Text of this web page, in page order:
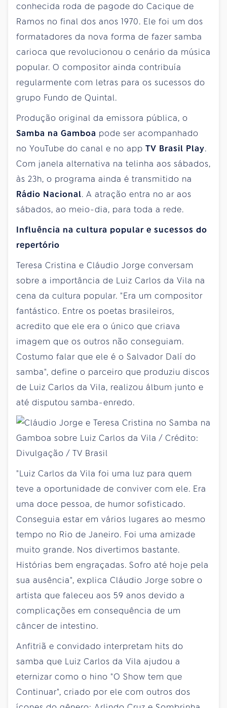
conhecida roda de pagode do Cacique de
Ramos no final dos anos 1970. Ele foi um dos
formatadores da nova forma de fazer samba
carioca que revolucionou o cenário da música
popular. O compositor ainda contribuía
regularmente com letras para os sucessos do
grupo Fundo de Quintal.
Produção original da emissora pública, o
Samba na Gamboa pode ser acompanhado
no YouTube do canal e no app TV Brasil Play.
Com janela alternativa na telinha aos sábados,
às 23h, o programa ainda é transmitido na
Rádio Nacional. A atração entra no ar aos
sábados, ao meio-dia, para toda a rede.
Influência na cultura popular e sucessos do
repertório
Teresa Cristina e Cláudio Jorge conversam
sobre a importância de Luiz Carlos da Vila na
cena da cultura popular. "Era um compositor
fantástico. Entre os poetas brasileiros,
acredito que ele era o único que criava
imagem que os outros não conseguiam.
Costumo falar que ele é o Salvador Dalí do
samba", define o parceiro que produziu discos
de Luiz Carlos da Vila, realizou álbum junto e
até disputou samba-enredo.
"Luiz Carlos da Vila foi uma luz para quem
teve a oportunidade de conviver com ele. Era
uma doce pessoa, de humor sofisticado.
Conseguia estar em vários lugares ao mesmo
tempo no Rio de Janeiro. Foi uma amizade
muito grande. Nos divertimos bastante.
Histórias bem engraçadas. Sofro até hoje pela
sua ausência", explica Cláudio Jorge sobre o
artista que faleceu aos 59 anos devido a
complicações em consequência de um
câncer de intestino.
Anfitriã e convidado interpretam hits do
samba que Luiz Carlos da Vila ajudou a
eternizar como o hino "O Show tem que
Continuar", criado por ele com outros dos